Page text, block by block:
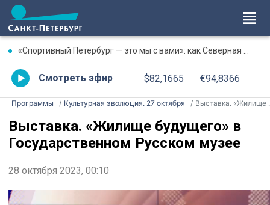
«Спортивный Петербург — это мы с вами»: как Северная столица отметила День физкультурника
Смотреть эфир $82,1665 €94,8366
Программы Культурная эволюция. 27 октября Выставка. «Жилище будущего» в Государственном Русском музее
Выставка. «Жилище будущего» в
Государственном Русском музее
28 октября 2023, 00:10